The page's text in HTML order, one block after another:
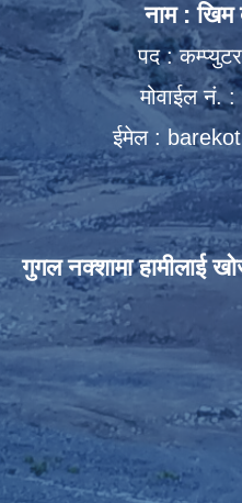
नाम : खिम
पद :
मोवाईल नं.
ईमेल :
गुगल नक्शामा हामीलाई